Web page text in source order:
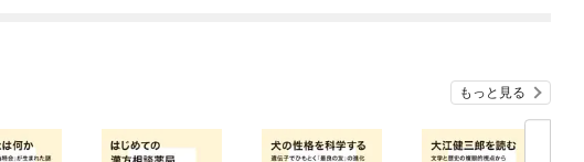
もっと見る